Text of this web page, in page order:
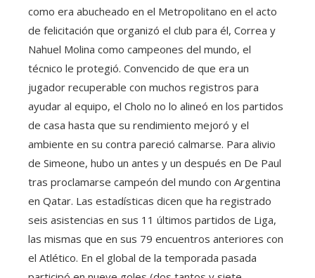
como era abucheado en el Metropolitano en el acto
de felicitación que organizó el club para él, Correa y
Nahuel Molina como campeones del mundo, el
técnico le protegió. Convencido de que era un
jugador recuperable con muchos registros para
ayudar al equipo, el Cholo no lo alineó en los partidos
de casa hasta que su rendimiento mejoró y el
ambiente en su contra pareció calmarse. Para alivio
de Simeone, hubo un antes y un después en De Paul
tras proclamarse campeón del mundo con Argentina
en Qatar. Las estadísticas dicen que ha registrado
seis asistencias en sus 11 últimos partidos de Liga,
las mismas que en sus 79 encuentros anteriores con
el Atlético. En el global de la temporada pasada